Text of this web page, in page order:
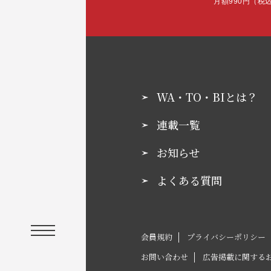
WA・TO・BIとは？
連載一覧
お知らせ
よくある質問
会員規約
プライバシーポリシー
お問い合わせ
広告掲載に関する